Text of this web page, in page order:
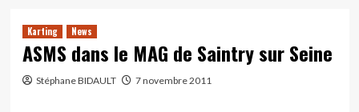
Karting News
ASMS dans le MAG de Saintry sur Seine
Stéphane BIDAULT 7 novembre 2011